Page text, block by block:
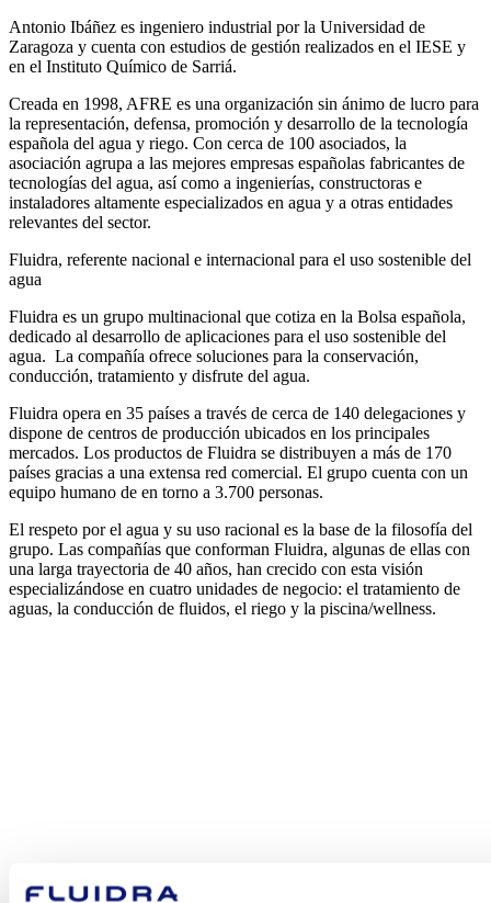
Antonio Ibáñez es ingeniero industrial por la Universidad de
Zaragoza y cuenta con estudios de gestión realizados en el IESE y
en el Instituto Químico de Sarriá.
Creada en 1998, AFRE es una organización sin ánimo de lucro para
la representación, defensa, promoción y desarrollo de la tecnología
española del agua y riego. Con cerca de 100 asociados, la
asociación agrupa a las mejores empresas españolas fabricantes de
tecnologías del agua, así como a ingenierías, constructoras e
instaladores altamente especializados en agua y a otras entidades
relevantes del sector.
Fluidra, referente nacional e internacional para el uso sostenible del
agua
Fluidra es un grupo multinacional que cotiza en la Bolsa española,
dedicado al desarrollo de aplicaciones para el uso sostenible del
agua. La compañía ofrece soluciones para la conservación,
conducción, tratamiento y disfrute del agua.
Fluidra opera en 35 países a través de cerca de 140 delegaciones y
dispone de centros de producción ubicados en los principales
mercados. Los productos de Fluidra se distribuyen a más de 170
países gracias a una extensa red comercial. El grupo cuenta con un
equipo humano de en torno a 3.700 personas.
El respeto por el agua y su uso racional es la base de la filosofía del
grupo. Las compañías que conforman Fluidra, algunas de ellas con
una larga trayectoria de 40 años, han crecido con esta visión
especializándose en cuatro unidades de negocio: el tratamiento de
aguas, la conducción de fluidos, el riego y la piscina/wellness.